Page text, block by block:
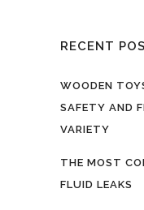
RECENT
WOODEN
SAFETY AND
VARIETY
THE MOST
FLUID LEAKS